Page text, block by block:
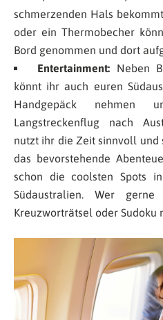
schmerzenden Hals
oder ein Thermobecher
Bord genommen und dort
Entertainment:Neben
könnt ihr auch euren
Handgepäck
Langstreckenflug nach
nutzt ihr die Zeit sinnvoll
das bevorstehende
schon die coolsten Spots
Südaustralien. Wer
Kreuzworträtsel oder Sudoku